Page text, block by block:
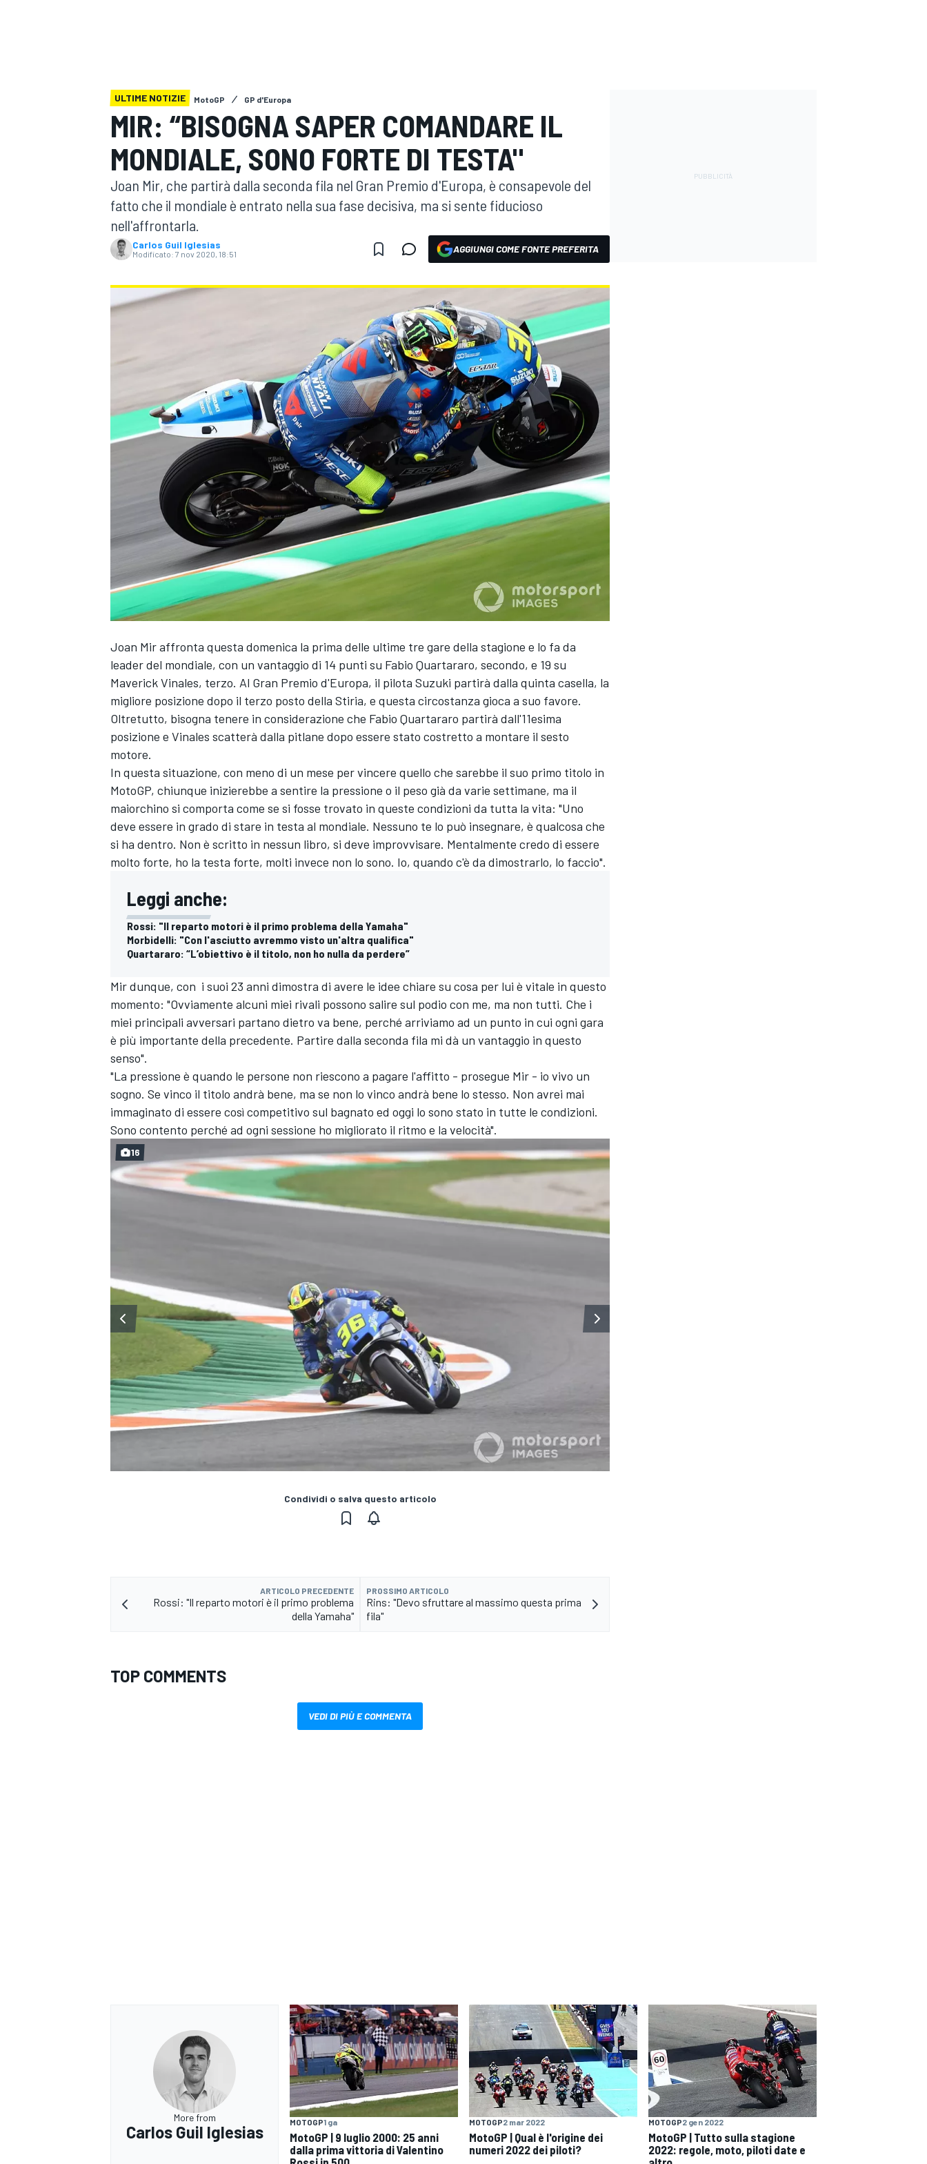
WRC
MONOPOSTO
ENDURANCE/GT
ULTIME NOTIZIE MotoGP GP d'Europa
MIR: “BISOGNA SAPER COMANDARE IL
MONDIALE, SONO FORTE DI TESTA"
Joan Mir, che partirà dalla seconda fila nel Gran Premio d'Europa, è consapevole del
fatto che il mondiale è entrato nella sua fase decisiva, ma si sente fiducioso
nell'affrontarla.
Carlos Guil Iglesias
Modificato: 7 nov 2020, 18:51 AGGIUNGI COME FONTE PREFERITA
Joan Mir affronta questa domenica la prima delle ultime tre gare della stagione e lo fa da
leader del mondiale, con un vantaggio di 14 punti su Fabio Quartararo, secondo, e 19 su
Maverick Vinales, terzo. Al Gran Premio d'Europa, il pilota Suzuki partirà dalla quinta casella, la
migliore posizione dopo il terzo posto della Stiria, e questa circostanza gioca a suo favore.
Oltretutto, bisogna tenere in considerazione che Fabio Quartararo partirà dall'11esima
posizione e Vinales scatterà dalla pitlane dopo essere stato costretto a montare il sesto
motore.
In questa situazione, con meno di un mese per vincere quello che sarebbe il suo primo titolo in
MotoGP, chiunque inizierebbe a sentire la pressione o il peso già da varie settimane, ma il
maiorchino si comporta come se si fosse trovato in queste condizioni da tutta la vita: "Uno
deve essere in grado di stare in testa al mondiale. Nessuno te lo può insegnare, è qualcosa che
si ha dentro. Non è scritto in nessun libro, si deve improvvisare. Mentalmente credo di essere
molto forte, ho la testa forte, molti invece non lo sono. Io, quando c'è da dimostrarlo, lo faccio".
Leggi anche:
Rossi: "Il reparto motori è il primo problema della Yamaha"
Morbidelli: "Con l'asciutto avremmo visto un'altra qualifica"
Quartararo: “L’obiettivo è il titolo, non ho nulla da perdere”
Mir dunque, con i suoi 23 anni dimostra di avere le idee chiare su cosa per lui è vitale in questo
momento: "Ovviamente alcuni miei rivali possono salire sul podio con me, ma non tutti. Che i
miei principali avversari partano dietro va bene, perché arriviamo ad un punto in cui ogni gara
è più importante della precedente. Partire dalla seconda fila mi dà un vantaggio in questo
senso".
"La pressione è quando le persone non riescono a pagare l'affitto - prosegue Mir - io vivo un
sogno. Se vinco il titolo andrà bene, ma se non lo vinco andrà bene lo stesso. Non avrei mai
immaginato di essere così competitivo sul bagnato ed oggi lo sono stato in tutte le condizioni.
Sono contento perché ad ogni sessione ho migliorato il ritmo e la velocità".
16
Condividi o salva questo articolo
ARTICOLO PRECEDENTE
Rossi: "Il reparto motori è il primo problema
della Yamaha"
PROSSIMO ARTICOLO
Rins: "Devo sfruttare al massimo questa prima
fila"
TOP COMMENTS
VEDI DI PIÙ E COMMENTA
More from
Carlos Guil Iglesias
MOTOGP1 ga
MotoGP | 9 luglio 2000: 25 anni
dalla prima vittoria di Valentino
MOTOGP2 mar 2022
MotoGP | Qual è l'origine dei
numeri 2022 dei piloti?
MOTOGP2 gen 2022
MotoGP | Tutto sulla stagione
2022: regole, moto, piloti date e